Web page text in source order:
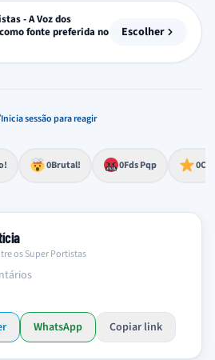
- A Voz dos
fonte preferida no
Escolher
Inicia sessão para reagir
forte
sentimento profundo
0Brutal!
de grande impacto 0Fds Pqp
frustração ou espanto extremo 0
os Super Portistas
WhatsApp Copiar link